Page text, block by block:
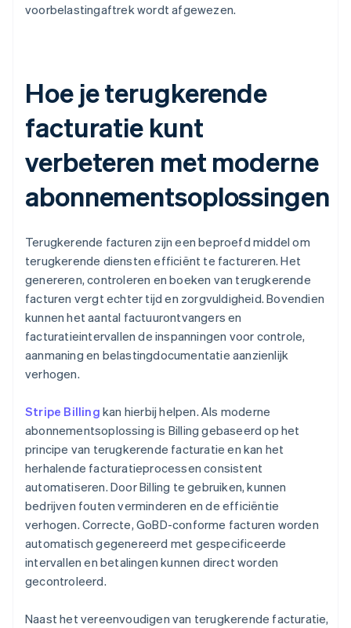
voorbelastingaftrek wordt afgewezen.
Hoe je terugkerende
facturatie kunt
verbeteren met moderne
abonnementsoplossingen
Terugkerende facturen zijn een beproefd middel om
terugkerende diensten efficiënt te factureren. Het
genereren, controleren en boeken van terugkerende
facturen vergt echter tijd en zorgvuldigheid. Bovendien
kunnen het aantal factuurontvangers en
facturatieintervallen de inspanningen voor controle,
aanmaning en belastingdocumentatie aanzienlijk
verhogen.
Stripe Billing kan hierbij helpen. Als moderne
abonnementsoplossing is Billing gebaseerd op het
principe van terugkerende facturatie en kan het
herhalende facturatieprocessen consistent
automatiseren. Door Billing te gebruiken, kunnen
bedrijven fouten verminderen en de efficiëntie
verhogen. Correcte, GoBD-conforme facturen worden
automatisch gegenereerd met gespecificeerde
intervallen en betalingen kunnen direct worden
gecontroleerd.
Naast het vereenvoudigen van terugkerende facturatie,